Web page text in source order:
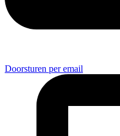
Doorsturen per email